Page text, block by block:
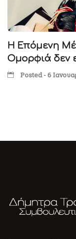
Η Επόμενη
Ομορφιά δεν
Posted - 6